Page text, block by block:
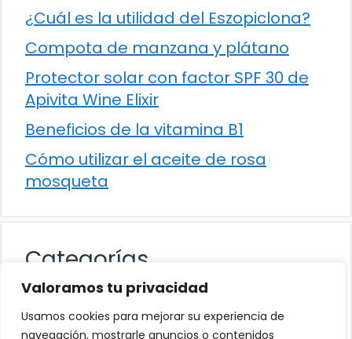
Valoramos tu privacidad
Usamos cookies para mejorar su experiencia de
navegación, mostrarle anuncios o contenidos
¿Cuál es la utilidad del Eszopiclona?
Compota de manzana y plátano
Protector solar con factor SPF 30 de
Apivita Wine Elixir
Beneficios de la vitamina B1
Cómo utilizar el aceite de rosa
mosqueta
Categorías
Alimentación
Destacados